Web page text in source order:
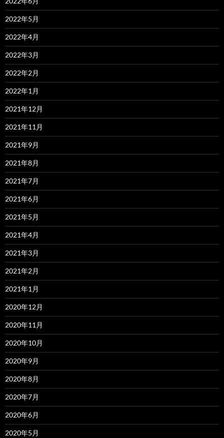
2022年5月
2022年4月
2022年3月
2022年2月
2022年1月
2021年12月
2021年11月
2021年9月
2021年8月
2021年7月
2021年6月
2021年5月
2021年4月
2021年3月
2021年2月
2021年1月
2020年12月
2020年11月
2020年10月
2020年9月
2020年8月
2020年7月
2020年6月
2020年5月